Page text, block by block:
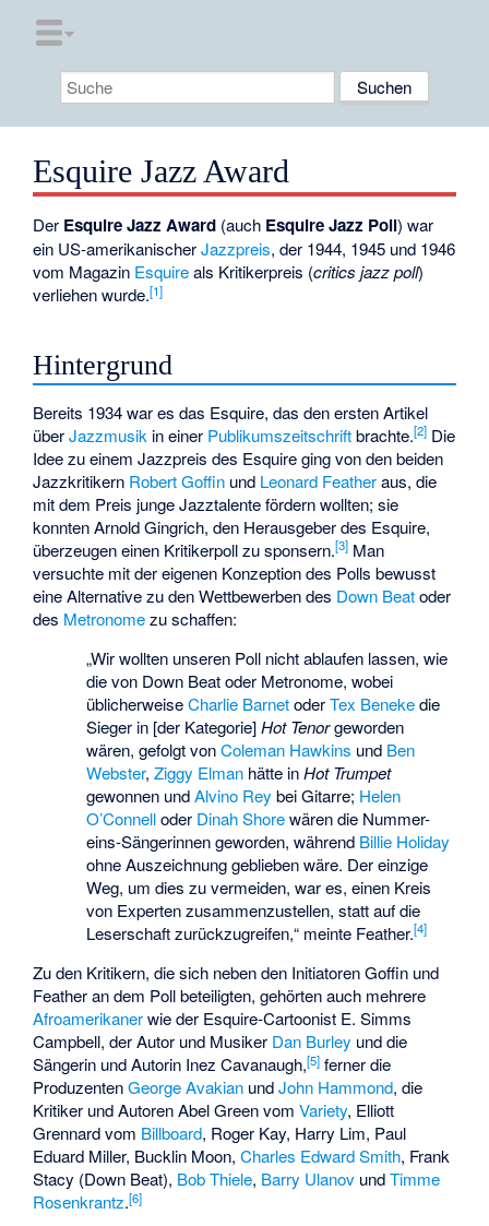
Esquire Jazz Award
Der Esquire Jazz Award (auch Esquire Jazz Poll) war
ein US-amerikanischerJazzpreis, der 1944, 1945 und 1946
vom Magazin Esquireals Kritikerpreis (critics jazz poll)
verliehen wurde.[1]
Hintergrund
Bereits 1934 war es das Esquire, das den ersten Artikel
überJazzmusik in einer Publikumszeitschriftbrachte.[2] Die
Idee zu einem Jazzpreis des Esquire ging von den beiden
Jazzkritikern Robert Goffin und Leonard Featheraus, die
mit dem Preis junge Jazztalente fördern wollten; sie
konnten Arnold Gingrich, den Herausgeber des Esquire,
überzeugen einen Kritikerpoll zu sponsern.[3] Man
versuchte mit der eigenen Konzeption des Polls bewusst
eine Alternative zu den Wettbewerben des Down Beatoder
des Metronomezu schaffen:
„Wir wollten unseren Poll nicht ablaufen lassen, wie
die von Down Beat oder Metronome, wobei
üblicherweiseCharlie BarnetoderTex Benekedie
Sieger in [der Kategorie]Hot Tenorgeworden
wären, gefolgt vonColeman Hawkins und Ben
Webster,Ziggy Elman hätte inHot Trumpet
gewonnen undAlvino Rey bei Gitarre; Helen
O’Connelloder Dinah Shorewären die Nummer-
eins-Sängerinnen geworden, während Billie Holiday
ohne Auszeichnung geblieben wäre. Der einzige
Weg, um dies zu vermeiden, war es, einen Kreis
von Experten zusammenzustellen, statt auf die
Leserschaft zurückzugreifen,“ meinte Feather.[4]
Zu den Kritikern, die sich neben den Initiatoren Goffin und
Feather an dem Poll beteiligten, gehörten auch mehrere
Afroamerikanerwie der Esquire-Cartoonist E. Simms
Campbell, der Autor und Musiker Dan Burley und die
Sängerin und Autorin Inez Cavanaugh,[5] ferner die
ProduzentenGeorge Avakian undJohn Hammond, die
Kritiker und Autoren Abel Green vomVariety, Elliott
Grennard vom Billboard, Roger Kay, Harry Lim, Paul
Eduard Miller, Bucklin Moon,Charles Edward Smith, Frank
Stacy (Down Beat), Bob Thiele, Barry Ulanov undTimme
Rosenkrantz.[6]